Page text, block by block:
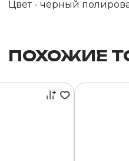
Цвет - черный
ПОХОЖИЕ